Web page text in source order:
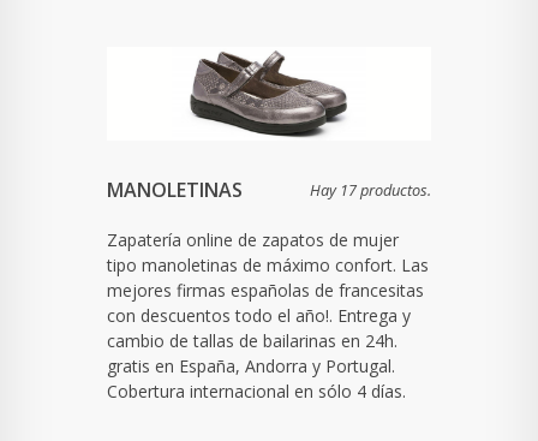
MANOLETINAS Hay 17 productos.
Zapatería online de zapatos de mujer
tipo manoletinas de máximo confort. Las
mejores firmas españolas de francesitas
con descuentos todo el año!. Entrega y
cambio de tallas de bailarinas en 24h.
gratis en España, Andorra y Portugal.
Cobertura internacional en sólo 4 días.